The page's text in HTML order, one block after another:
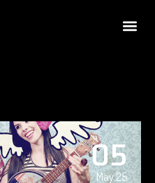
05
May 25